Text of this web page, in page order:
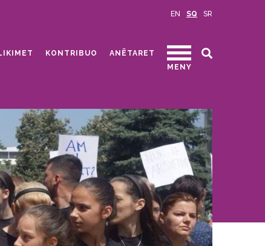
EN SQ SR
KONTRIBUO
ANËTARET
MENY